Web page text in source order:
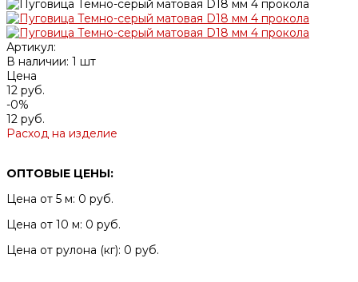
Артикул:
В наличии: 1 шт
Цена
12 руб.
-0%
12 руб.
Расход на изделие
ОПТОВЫЕ ЦЕНЫ:
Цена от 5 м: 0 руб.
Цена от 10 м: 0 руб.
Цена от рулона (кг): 0 руб.